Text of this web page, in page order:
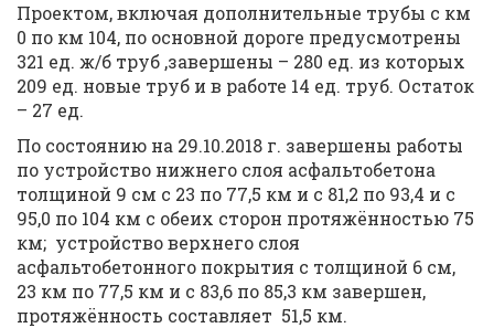
Проектом, включая дополнительные трубы с км
0 по км 104, по основной дороге предусмотрены
321 ед. ж/б труб ,завершены – 280 ед. из которых
209 ед. новые труб и в работе 14 ед. труб. Остаток
– 27 ед.
По состоянию на 29.10.2018 г. завершены работы
по устройство нижнего слоя асфальтобетона
толщиной 9 см с 23 по 77,5 км и с 81,2 по 93,4 и с
95,0 по 104 км с обеих сторон протяжённостью 75
км; устройство верхнего слоя
асфальтобетонного покрытия с толщиной 6 см,
23 км по 77,5 км и с 83,6 по 85,3 км завершен,
протяжённость составляет 51,5 км.